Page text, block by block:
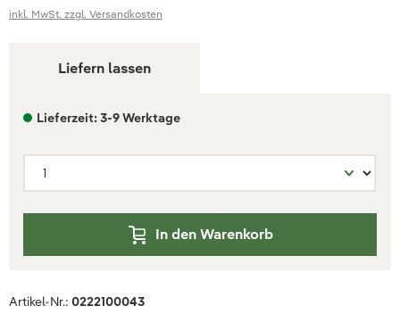
inkl. MwSt. zzgl. Versandkosten
Liefern lassen
Lieferzeit: 3-9 Werktage
In den Warenkorb
Artikel-Nr.: 0222100043